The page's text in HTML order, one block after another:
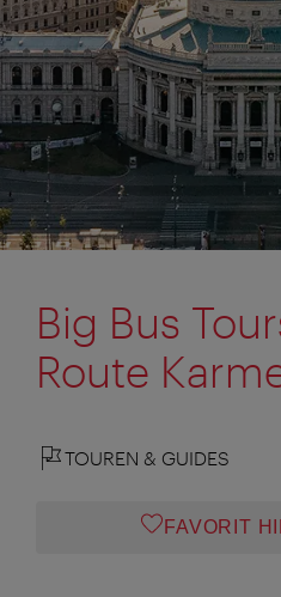
Big Bus
Route
TOUREN & GUIDES
FAVORIT